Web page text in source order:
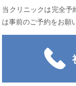
当クリニックは完全予
は事前のご予約をお願